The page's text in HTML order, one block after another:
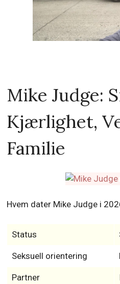
Mike Judge:
Kjærlighet,
Familie
Hvem dater Mike Judge i
Status
Seksuell orientering
Partner